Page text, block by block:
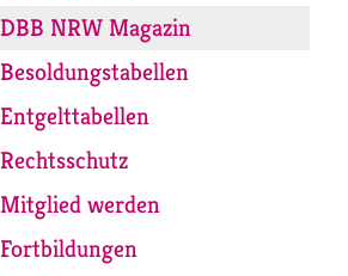
DBB NRW Magazin
Besoldungstabellen
Entgelttabellen
Rechtsschutz
Mitglied werden
Fortbildungen